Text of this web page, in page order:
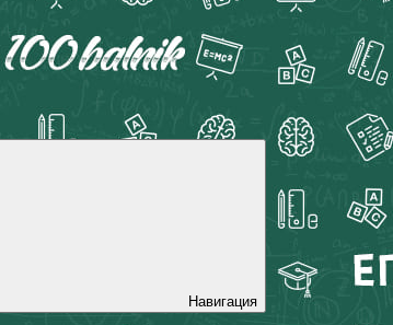
Навигация